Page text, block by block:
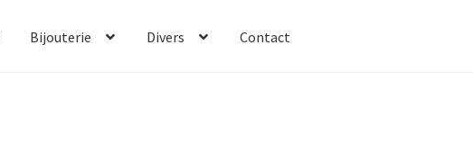
Bijouterie Divers Contact